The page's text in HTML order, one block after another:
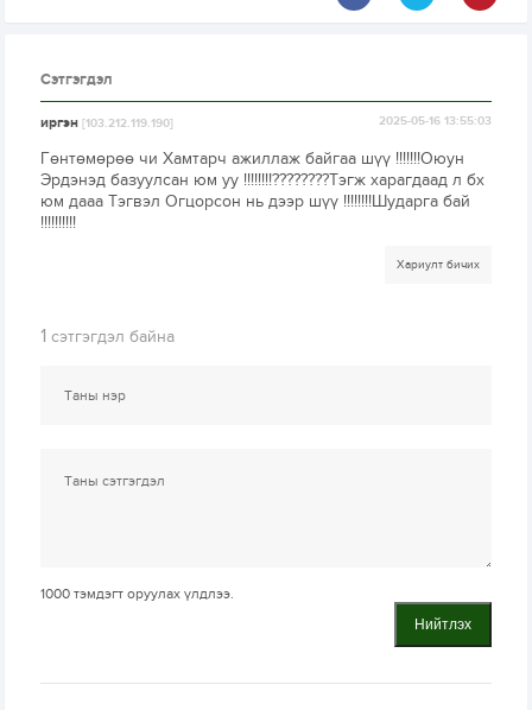
Сэтгэгдэл
иргэн[103.212.119.190] 2025-05-16 13:55:03
Гөнтөмөрөө чи Хамтарч ажиллаж байгаа шүү !!!!!!!Оюун
Эрдэнэд базуулсан юм уу !!!!!!!!????????Тэгж харагдаад л бх
юм дааа Тэгвэл Огцорсон нь дээр шүү !!!!!!!!Шударга бай
!!!!!!!!!!
Хариулт бичих
1 сэтгэгдэл байна
1000 тэмдэгт оруулах үлдлээ.
Нийтлэх